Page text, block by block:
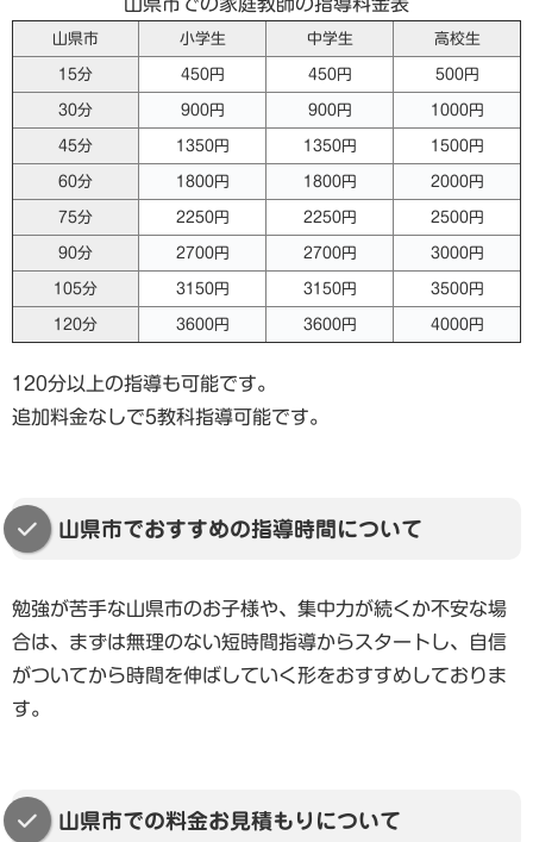
山県市 小学生 中学生 高校生
15分 450円 450円 500円
30分 900円 900円 1000円
45分 1350円 1350円 1500円
60分 1800円 1800円 2000円
75分 2250円 2250円 2500円
90分 2700円 2700円 3000円
105分 3150円 3150円 3500円
120分 3600円 3600円 4000円
120分以上の指導も可能です。
追加料金なしで5教科指導可能です。
山県市でおすすめの指導時間について
勉強が苦手な山県市のお子様や、集中力が続くか不安な場
合は、まずは無理のない短時間指導からスタートし、自信
がついてから時間を伸ばしていく形をおすすめしておりま
す。
山県市での料金お見積もりについて